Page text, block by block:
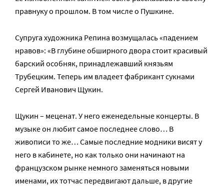
правнуку о прошлом. В том числе о Пушкине.
Супруга художника Репина возмущалась «падением
нравов»: «В глубине обширного двора стоит красивый
барский особняк, принадлежавший князьям
Трубецким. Теперь им владеет фабрикант сукнами
Сергей Иванович Щукин.
Щукин – меценат. У него еженедельные концерты. В
музыке он любит самое последнее слово… В
живописи то же… Самые последние модники висят у
него в кабинете, но как только они начинают на
французском рынке немного заменяться новыми
именами, их тотчас передвигают дальше, в другие